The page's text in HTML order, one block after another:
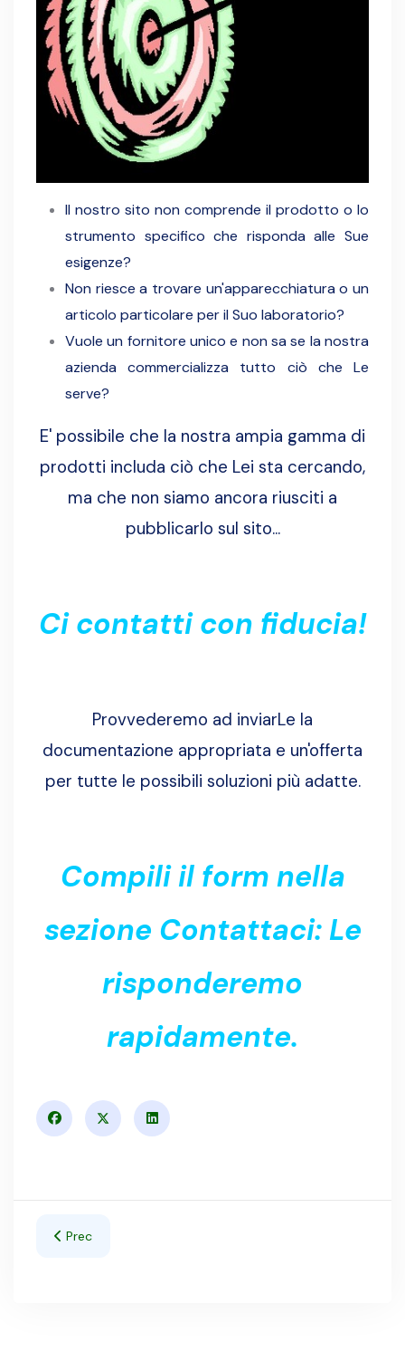
Il nostro sito non comprende il prodotto o lo
strumento specifico che risponda alle Sue
esigenze?
Non riesce a trovare un'apparecchiatura o un
articolo particolare per il Suo laboratorio?
Vuole un fornitore unico e non sa se la nostra
azienda commercializza tutto ciò che Le
serve?
E' possibile che la nostra ampia gamma di
prodotti includa ciò che Lei sta cercando,
ma che non siamo ancora riusciti a
pubblicarlo sul sito...
Ci contatti con fiducia!
Provvederemo ad inviarLe la
documentazione appropriata e un'offerta
per tutte le possibili soluzioni più adatte.
Compili il form nella
sezione Contattaci: Le
risponderemo
rapidamente.
Articolo precedente: Armadi di sicurezza per prodotti
Prec